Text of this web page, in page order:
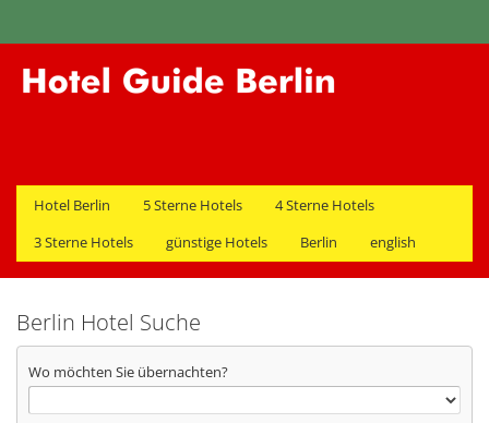
Hotel Berlin 5 Sterne Hotels
4 Sterne Hotels
3 Sterne Hotels
günstige Hotels Berlin english
Berlin Hotel Suche
Wo möchten Sie übernachten?